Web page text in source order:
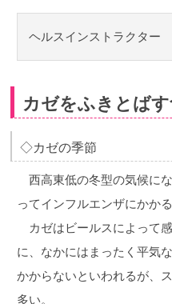
ヘルスインストラクター
カゼをふきとば
◇カゼの季節
西高東低の冬型の気候に
ってインフルエンザにかか
カゼはビールスによって
に、なかにはまったく平気
かからないといわれるが、
多い。